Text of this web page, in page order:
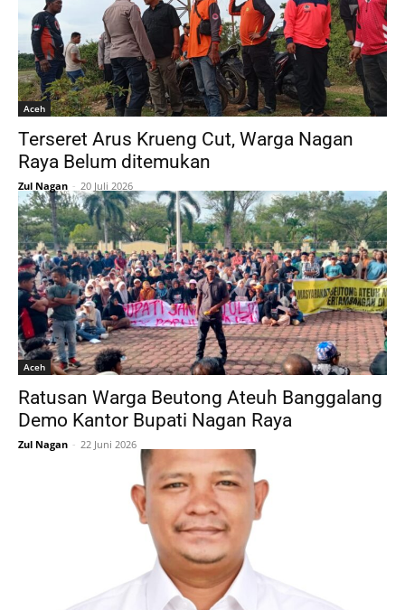
Aceh
Terseret Arus Krueng Cut, Warga Nagan
Raya Belum ditemukan
Zul Nagan - 20 Juli 2026
Aceh
Ratusan Warga Beutong Ateuh Banggalang
Demo Kantor Bupati Nagan Raya
Zul Nagan - 22 Juni 2026